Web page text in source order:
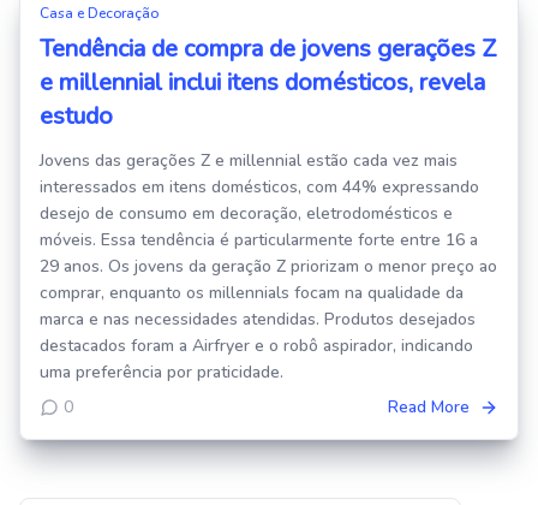
Casa e Decoração
Tendência de compra de jovens gerações Z
e millennial inclui itens domésticos, revela
estudo
Jovens das gerações Z e millennial estão cada vez mais
interessados em itens domésticos, com 44% expressando
desejo de consumo em decoração, eletrodomésticos e
móveis. Essa tendência é particularmente forte entre 16 a
29 anos. Os jovens da geração Z priorizam o menor preço ao
comprar, enquanto os millennials focam na qualidade da
marca e nas necessidades atendidas. Produtos desejados
destacados foram a Airfryer e o robô aspirador, indicando
uma preferência por praticidade.
0
Read More